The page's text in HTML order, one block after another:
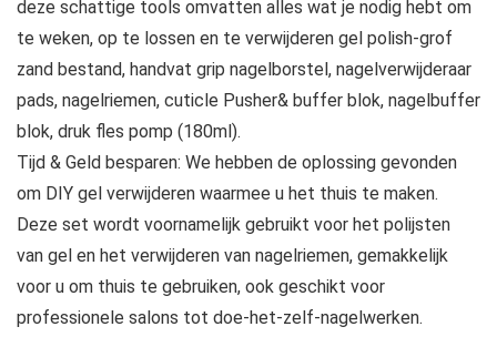
deze schattige tools omvatten alles wat je nodig hebt om
te weken, op te lossen en te verwijderen gel polish-grof
zand bestand, handvat grip nagelborstel, nagelverwijderaar
pads, nagelriemen, cuticle Pusher& buffer blok, nagelbuffer
blok, druk fles pomp (180ml).
Tijd & Geld besparen: We hebben de oplossing gevonden
om DIY gel verwijderen waarmee u het thuis te maken.
Deze set wordt voornamelijk gebruikt voor het polijsten
van gel en het verwijderen van nagelriemen, gemakkelijk
voor u om thuis te gebruiken, ook geschikt voor
professionele salons tot doe-het-zelf-nagelwerken.